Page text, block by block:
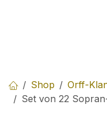
Shop
Orff-
Set von 22